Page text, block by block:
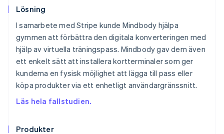
Lösning
I samarbete med Stripe kunde Mindbody hjälpa
gymmen att förbättra den digitala konverteringen med
hjälp av virtuella träningspass. Mindbody gav dem även
ett enkelt sätt att installera kortterminaler som ger
kunderna en fysisk möjlighet att lägga till pass eller
köpa produkter via ett enhetligt användargränssnitt.
Läs hela fallstudien.
Produkter